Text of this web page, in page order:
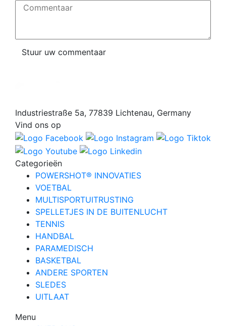
Commentaar
Stuur uw commentaar
Industriestraße 5a, 77839 Lichtenau, Germany
Vind ons op
Categorieën
POWERSHOT® INNOVATIES
VOETBAL
MULTISPORTUITRUSTING
SPELLETJES IN DE BUITENLUCHT
TENNIS
HANDBAL
PARAMEDISCH
BASKETBAL
ANDERE SPORTEN
SLEDES
UITLAAT
Menu